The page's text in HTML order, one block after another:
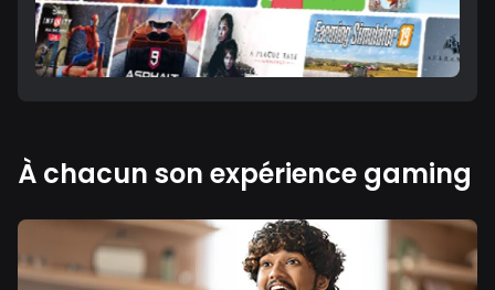
À chacun son expérience gaming